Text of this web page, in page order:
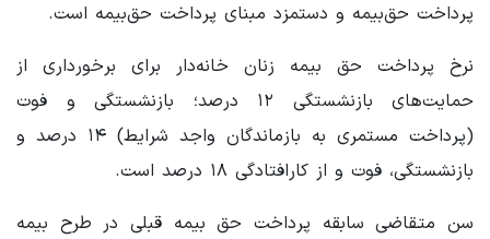
پرداخت حق‌بیمه و دستمزد مبنای پرداخت حق‌بیمه است.
نرخ پرداخت حق بیمه زنان خانه‌دار برای برخورداری از
حمایت‌های بازنشستگی ۱۲ درصد؛ بازنشستگی و فوت
(پرداخت مستمری به بازماندگان واجد شرایط) ۱۴ درصد و
بازنشستگی، فوت و از کارافتادگی ۱۸ درصد است.
سن متقاضی سابقه پرداخت حق بیمه قبلی در طرح بیمه